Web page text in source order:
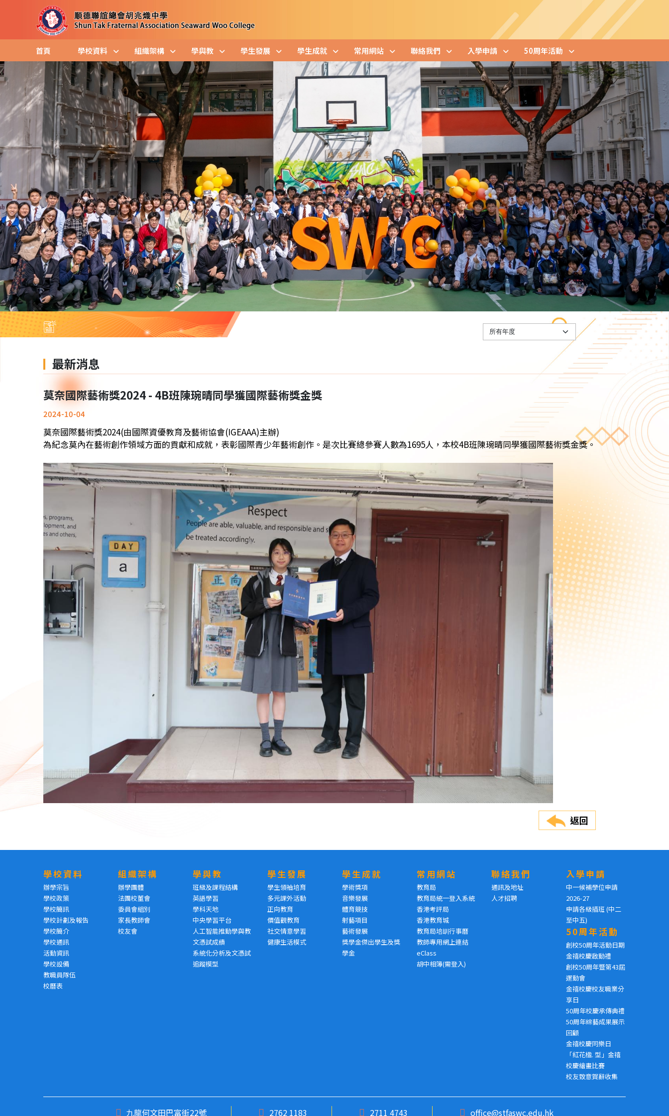
首頁 學校資料 組織架構 學與教 學生發展 學生成就 常用網站 聯絡我們 入學申請 50周年活動
最新消息
莫奈國際藝術獎2024 - 4B班陳琬晴同學獲國際藝術獎金獎
2024-10-04
莫奈國際藝術獎2024(由國際資優教育及藝術協會(IGEAAA)主辦)
為紀念莫內在藝術創作領域方面的貢獻和成就，表彰國際青少年藝術創作。是次比賽總參賽人數為1695人，本校4B班陳琬晴同學獲國際藝術獎金獎。
返回
學校資料
辦學宗旨
學校政策
學校簡訊
學校計劃及報告
學校簡介
學校通訊
活動資訊
學校設備
教職員隊伍
校曆表
組織架構
辦學團體
法團校董會
委員會組別
家長教師會
校友會
學與教
班級及課程結構
英語學習
學科天地
中央學習平台
人工智能推動學與教
文憑試成績
系統化分析及文憑試
追蹤模型
學生發展
學生領袖培育
多元課外活動
正向教育
價值觀教育
社交情意學習
健康生活模式
學生成就
學術獎項
音樂發展
體育競技
射藝項目
藝術發展
獎學金傑出學生及獎
學金
常用網站
教育局
教育局統一登入系統
香港考評局
香港教育城
教育局培訓行事曆
教師專用網上連結
eClass
胡中相簿(需登入)
聯絡我們
通訊及地址
人才招聘
入學申請
中一候補學位申請
2026-27
申請各級插班 (中二
至中五)
50周年活動
創校50周年活動日期
金禧校慶啟動禮
創校50周年暨第43屆
運動會
金禧校慶校友職業分
享日
50周年校慶承傳典禮
50周年綜藝成果展示
回顧
金禧校慶同樂日
「紅花楹. 型」金禧
校慶繪畫比賽
校友致意賀辭收集
九龍何文田巴富街22號 2762 1183 2711 4743 office@stfaswc.edu.hk